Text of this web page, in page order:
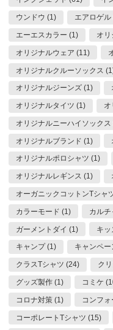
ウンドウ (1) エアロゲル
エーエスカラー (1) オ
オリジナルウェア (11)
オリジナルクルーソックス
オリジナルジーンズ (1)
オリジナルタイツ (1)
オリジナルニーハイソックス
オリジナルブランド (1)
オリジナルポロシャツ (1)
オリジナルレギンス (1)
オーガニックコットンTシャ
カラーモード (1) カル
ガーメントダイ (1) キ
キャンプ (1) キャンペ
クラスTシャツ (24) ク
グッズ製作 (1) コミケ
コロナ対策 (1) コンフ
コーポレートTシャツ (15)